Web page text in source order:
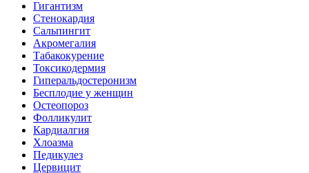
Гигантизм
Стенокардия
Сальпингит
Акромегалия
Табакокурение
Токсикодермия
Гиперальдостеронизм
Бесплодие у женщин
Остеопороз
Фолликулит
Кардиалгия
Хлоазма
Педикулез
Цервицит